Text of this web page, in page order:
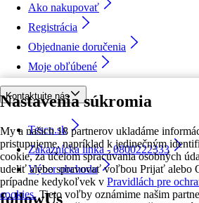
Nastavenia súkromia
My a našich 18 partnerov ukladáme
pristupujeme, napríklad k jedinečným
cookie, za účelom spracúvania osobných
udeliť alebo spravovať voľbou Prijať alebo
prípadne kedykoľvek v Pravidlách pre
cookies. Tieto voľby oznámime našim
Ako nakupovať
Registrácia
Objednanie doručenia
Moje obľúbené
Kontaktujte nás
Tesco.sk
Zákaznícka linka - 0800222333
Výber obchodu
followUs